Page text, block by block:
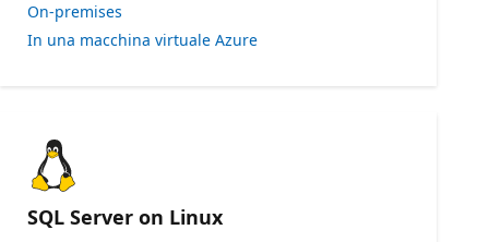
On-premises
In una macchina virtuale Azure
SQL Server on Linux